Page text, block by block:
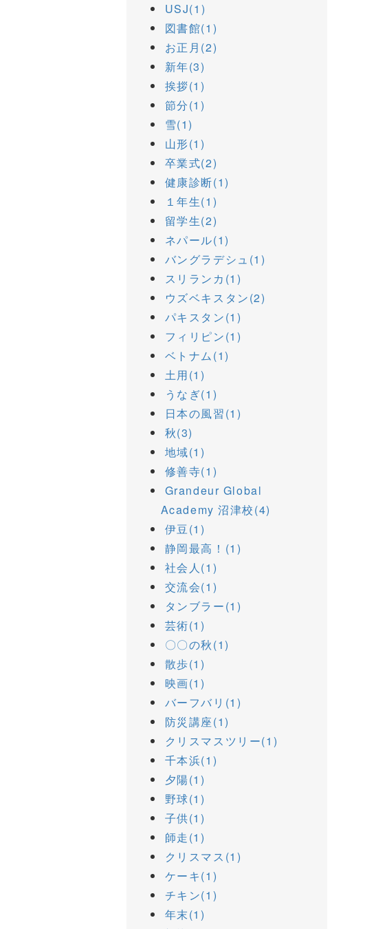
USJ(1)
図書館(1)
お正月(2)
新年(3)
挨拶(1)
節分(1)
雪(1)
山形(1)
卒業式(2)
健康診断(1)
１年生(1)
留学生(2)
ネパール(1)
バングラデシュ(1)
スリランカ(1)
ウズベキスタン(2)
パキスタン(1)
フィリピン(1)
ベトナム(1)
土用(1)
うなぎ(1)
日本の風習(1)
秋(3)
地域(1)
修善寺(1)
Grandeur Global
Academy 沼津校(4)
伊豆(1)
静岡最高！(1)
社会人(1)
交流会(1)
タンブラー(1)
芸術(1)
〇〇の秋(1)
散歩(1)
映画(1)
バーフバリ(1)
防災講座(1)
クリスマスツリー(1)
千本浜(1)
夕陽(1)
野球(1)
子供(1)
師走(1)
クリスマス(1)
ケーキ(1)
チキン(1)
年末(1)